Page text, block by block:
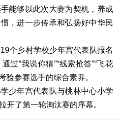
能够以此次大赛为契机，养成
，进一步传承和弘扬好中华民
乡村学校少年宫代表队报名
过“我说你猜”“线索抢答”“飞花
验参赛选手的综合素养。
年宫代表队与桃林中心小学
开了第一轮淘汰赛的序幕。